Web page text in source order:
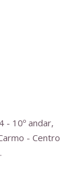
- 10º andar,
- Centro